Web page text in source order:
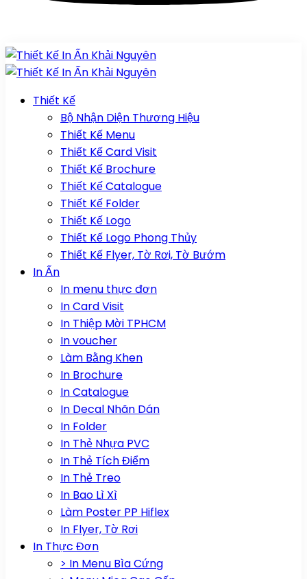
Thiết Kế
Bộ Nhận Diện Thương Hiệu
Thiết Kế Menu
Thiết Kế Card Visit
Thiết Kế Brochure
Thiết Kế Catalogue
Thiết Kế Folder
Thiết Kế Logo
Thiết Kế Logo Phong Thủy
Thiết Kế Flyer, Tờ Rơi, Tờ Bướm
In Ấn
In menu thực đơn
In Card Visit
In Thiệp Mời TPHCM
In voucher
Làm Bằng Khen
In Brochure
In Catalogue
In Decal Nhãn Dán
In Folder
In Thẻ Nhựa PVC
In Thẻ Tích Điểm
In Thẻ Treo
In Bao Lì Xì
Làm Poster PP Hiflex
In Flyer, Tờ Rơi
In Thực Đơn
> In Menu Bìa Cứng